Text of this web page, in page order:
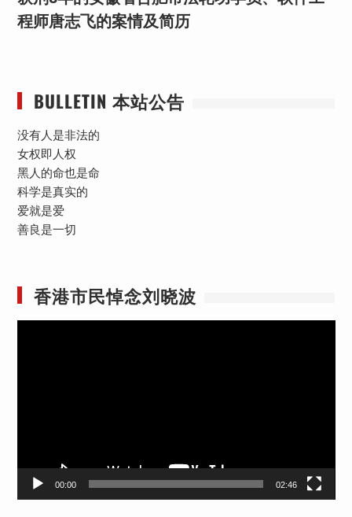
程师唐志飞的案情及简历
BULLETIN 本站公告
没有人是非法的
女权即人权
黑人的命也是命
科学是真实的
爱就是爱
善良是一切
香港市民悼念刘晓波
00:00 02:46